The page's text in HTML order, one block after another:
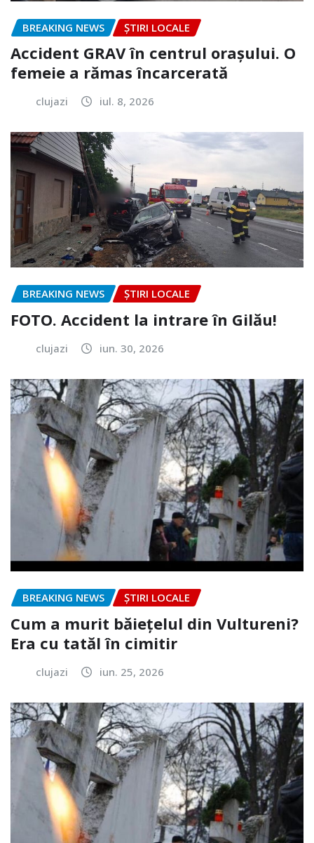
BREAKING NEWS ȘTIRI LOCALE
Accident GRAV în centrul orașului. O
femeie a rămas încarcerată
clujazi iul. 8, 2026
BREAKING NEWS ȘTIRI LOCALE
FOTO. Accident la intrare în Gilău!
clujazi iun. 30, 2026
BREAKING NEWS ȘTIRI LOCALE
Cum a murit băiețelul din Vultureni?
Era cu tatăl în cimitir
clujazi iun. 25, 2026